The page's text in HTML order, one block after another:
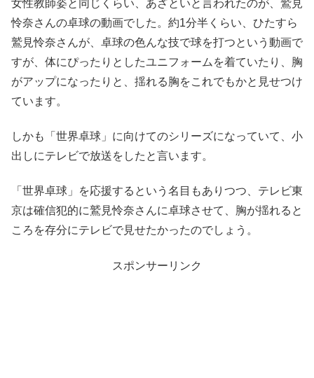
女性教師姿と同じくらい、あざといと言われたのが、鷲見
怜奈さんの卓球の動画でした。約1分半くらい、ひたすら
鷲見怜奈さんが、卓球の色んな技で球を打つという動画で
すが、体にぴったりとしたユニフォームを着ていたり、胸
がアップになったりと、揺れる胸をこれでもかと見せつけ
ています。
しかも「世界卓球」に向けてのシリーズになっていて、小
出しにテレビで放送をしたと言います。
「世界卓球」を応援するという名目もありつつ、テレビ東
京は確信犯的に鷲見怜奈さんに卓球させて、胸が揺れると
ころを存分にテレビで見せたかったのでしょう。
スポンサーリンク